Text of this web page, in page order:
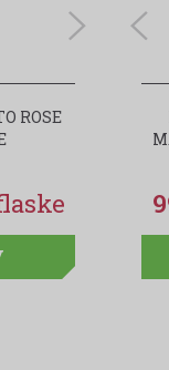
ROSE
VINA